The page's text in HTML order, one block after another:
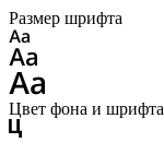
Размер шрифта
Цвет фона и шрифта